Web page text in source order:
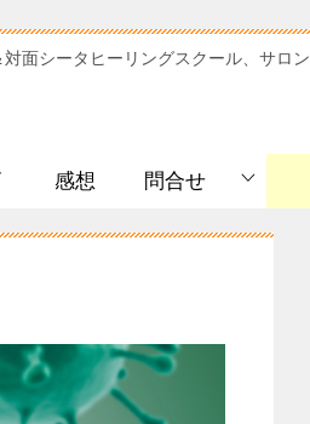
面シータヒーリングスクール、サロン
感想 問合せ